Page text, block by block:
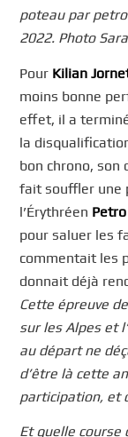
poteau par
2022. Photo
Pour Kilian
moins bonne
effet, il a
la
bon chrono, son
fait souffler une
l’Érythréen
pour saluer les
commentait les
donnait déjà
Cette épreuve
sur les Alpes et
au départ ne
d’être là cette
participation, et
Et quelle course